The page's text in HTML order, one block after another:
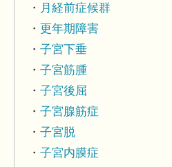
月経前症候群
更年期障害
子宮下垂
子宮筋腫
子宮後屈
子宮腺筋症
子宮脱
子宮内膜症